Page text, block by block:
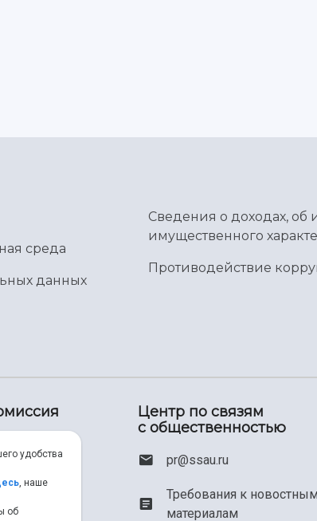
среда
данных
Сведения о доходах, об
имущественного
Противодействие
48-67
Центр по связям
с общественностью
pr@ssau.ru
Требования к новостным
материалам
удобства
, наше
об